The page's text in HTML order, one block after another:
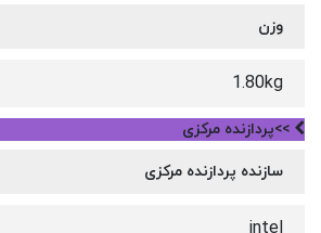
وزن
1.80kg
>>پردازنده مرکزی
سازنده پردازنده مرکزی